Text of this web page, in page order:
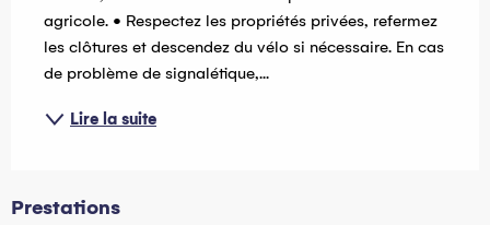
agricole. • Respectez les propriétés privées, refermez
les clôtures et descendez du vélo si nécessaire. En cas
de problème de signalétique,...
Lire la suite
Prestations